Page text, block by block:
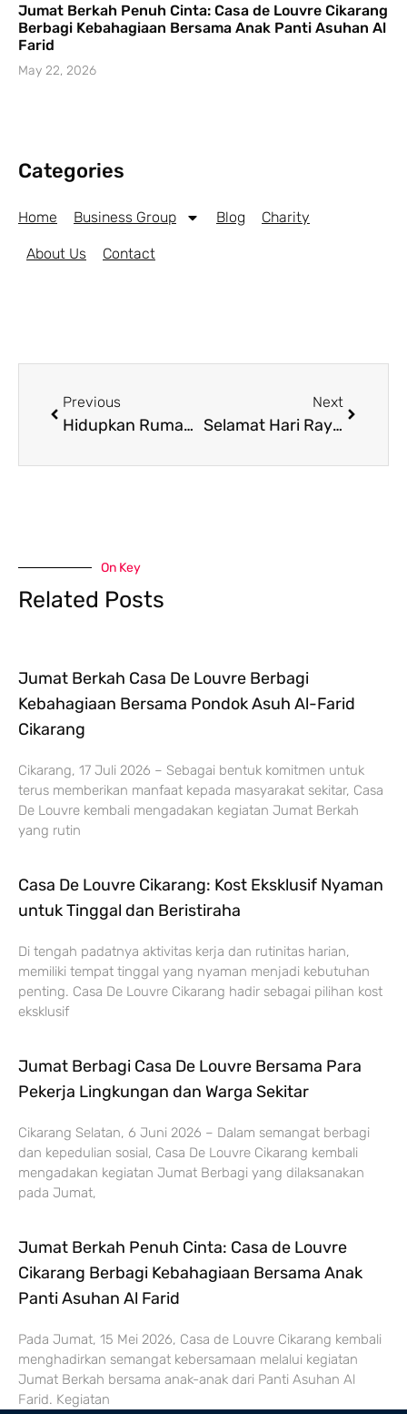
Jumat Berkah Penuh Cinta: Casa de Louvre Cikarang
Berbagi Kebahagiaan Bersama Anak Panti Asuhan Al
Farid
May 22, 2026
Categories
Home Business Group Blog Charity
About Us Contact
Previous
Hidupkan Rumah Impian Masa Kecil di Homestay Casa de Louvre
Next
Selamat Hari Raya Idul Fitri 1446 H dari Kost Casa De Louvre Group
On Key
Related Posts
Jumat Berkah Casa De Louvre Berbagi
Kebahagiaan Bersama Pondok Asuh Al-Farid
Cikarang
Cikarang, 17 Juli 2026 – Sebagai bentuk komitmen untuk
terus memberikan manfaat kepada masyarakat sekitar, Casa
De Louvre kembali mengadakan kegiatan Jumat Berkah
yang rutin
Casa De Louvre Cikarang: Kost Eksklusif Nyaman
untuk Tinggal dan Beristiraha
Di tengah padatnya aktivitas kerja dan rutinitas harian,
memiliki tempat tinggal yang nyaman menjadi kebutuhan
penting. Casa De Louvre Cikarang hadir sebagai pilihan kost
eksklusif
Jumat Berbagi Casa De Louvre Bersama Para
Pekerja Lingkungan dan Warga Sekitar
Cikarang Selatan, 6 Juni 2026 – Dalam semangat berbagi
dan kepedulian sosial, Casa De Louvre Cikarang kembali
mengadakan kegiatan Jumat Berbagi yang dilaksanakan
pada Jumat,
Jumat Berkah Penuh Cinta: Casa de Louvre
Cikarang Berbagi Kebahagiaan Bersama Anak
Panti Asuhan Al Farid
Pada Jumat, 15 Mei 2026, Casa de Louvre Cikarang kembali
menghadirkan semangat kebersamaan melalui kegiatan
Jumat Berkah bersama anak-anak dari Panti Asuhan Al
Farid. Kegiatan